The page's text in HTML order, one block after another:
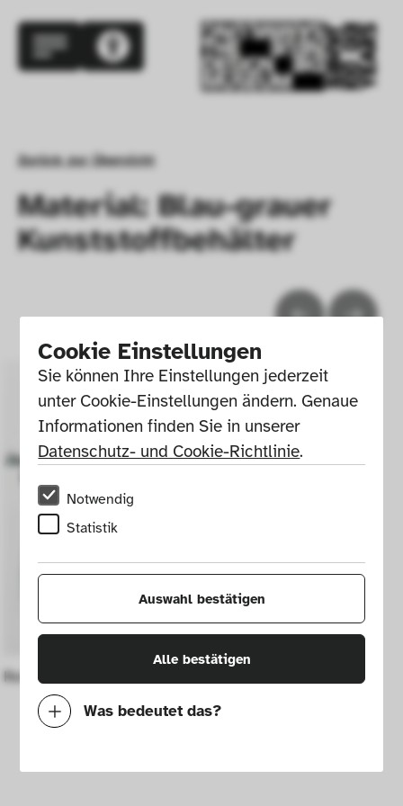
Cookie Einstellungen
Sie können Ihre Einstellungen jederzeit
unter Cookie-Einstellungen ändern. Genaue
Informationen finden Sie in unserer
Datenschutz- und Cookie-Richtlinie.
Notwendig
Statistik
Auswahl bestätigen
Alle bestätigen
Was bedeutet das?
Mit diesen Cookies können wir durch
Zurück zur Übersicht
Material: Blau-grauer
Kunststoffbehälter
Reiseschreibmaschine "Lettera 22"